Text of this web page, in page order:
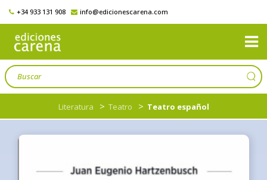
+34 933 131 908 info@edicionescarena.com
Literatura > Teatro > Teatro español